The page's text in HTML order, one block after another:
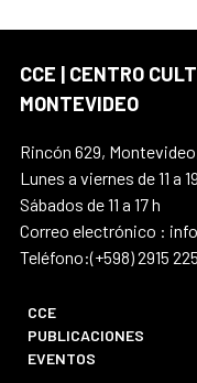
CCE | CENTRO
MONTEVIDEO
Rincón 629,
Lunes a viernes de 11 a
Sábados de 11 a 17 h
Correo electrónico :
Teléfono:(+598) 2915
CCE
PUBLICACIONES
EVENTOS